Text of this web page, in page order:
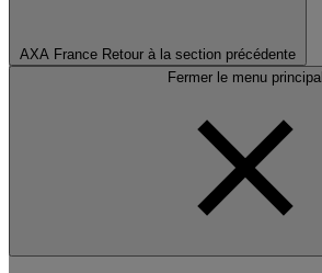
AXA France Retour à la section précédente
Fermer le menu principal